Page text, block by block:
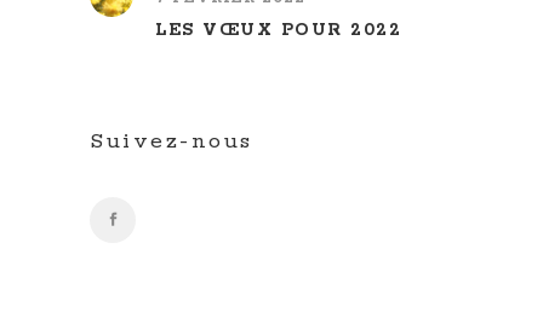
LES VŒUX POUR 2022
Suivez-nous